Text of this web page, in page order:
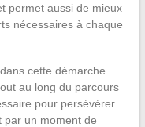
permet aussi de mieux
nécessaires à chaque
cette démarche.
au long du parcours
pour persévérer
par un moment de